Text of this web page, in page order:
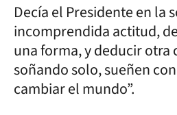
Decía el Presidente en la
incomprendida actitud,
una forma, y deducir otra
soñando solo, sueñen
cambiar el mundo”.